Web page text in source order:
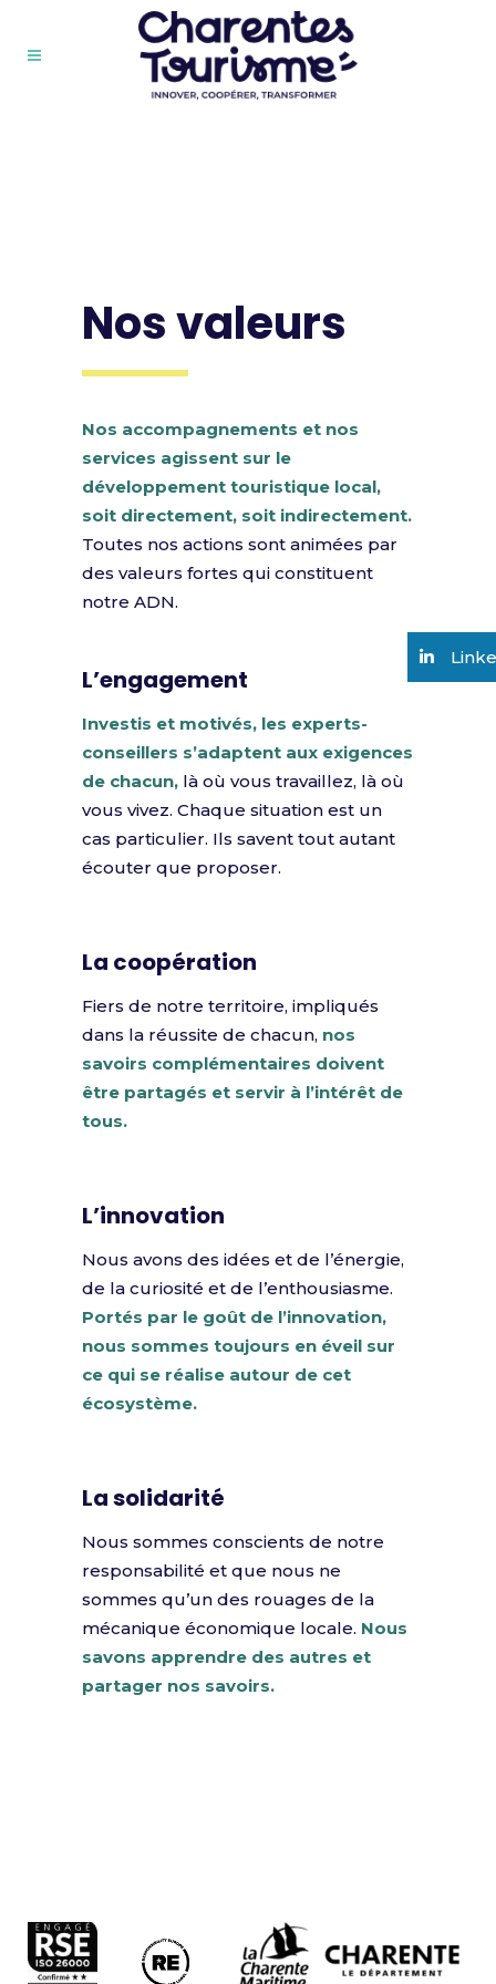
Nos valeurs
Nos accompagnements et nos
services agissent sur le
développement touristique local,
soit directement, soit indirectement.
Toutes nos actions sont animées par
des valeurs fortes qui constituent
notre ADN.
L’engagement
Investis et motivés, les experts-
conseillers s’adaptent aux exigences
de chacun, là où vous travaillez, là où
vous vivez. Chaque situation est un
cas particulier. Ils savent tout autant
écouter que proposer.
La coopération
Fiers de notre territoire, impliqués
dans la réussite de chacun, nos
savoirs complémentaires doivent
être partagés et servir à l’intérêt de
tous.
L’innovation
Nous avons des idées et de l’énergie,
de la curiosité et de l’enthousiasme.
Portés par le goût de l’innovation,
nous sommes toujours en éveil sur
ce qui se réalise autour de cet
écosystème.
La solidarité
Nous sommes conscients de notre
responsabilité et que nous ne
sommes qu’un des rouages de la
mécanique économique locale. Nous
savons apprendre des autres et
partager nos savoirs.